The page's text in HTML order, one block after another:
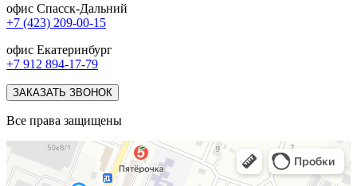
офис Спасск-Дальний
+7 (423) 209-00-15
офис Екатеринбург
+7 912 894-17-79
ЗАКАЗАТЬ ЗВОНОК
Все права защищены